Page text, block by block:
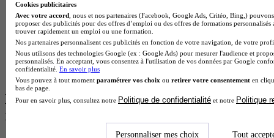
BTS Gpn en alternance
BTS Domotique en alternance
BAC Pro Agora en alternance
BTS Sta en alternance
BTS Iris en alternance
BTS Tpl en alternance
BTS Ati en alternance
Les diplômes par filière les plus
recherchés
Cookies publicitaires
Avec votre accord , nous et nos partenaires (Facebook, Google Ads, Critéo, Bing,)
proposer des publicités pour des offres d’emploi ou des offres de formations
trouver rapidement un emploi ou une formation.
Nos partenaires personnalisent ces publicités en fonction de votre navigation, de votre
Nous utilisons des technologies Google (ex : Google Ads) pour mesurer l'audience et
personnalisés. En acceptant, vous consentez à l'utilisation de vos données par Google
confidentialité. En savoir plus
Vous pouvez à tout moment paramétrer vos choix ou retirer votre consentement en
bas de page.
Pour en savoir plus, consultez notre Politique de confidentialité et notre Politique
Personnaliser mes choix Tout